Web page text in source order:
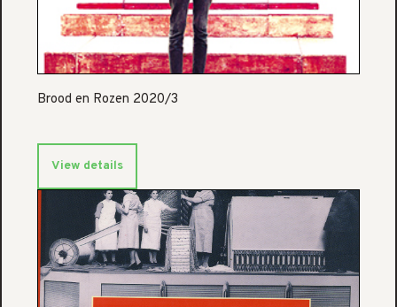
Brood en Rozen 2020/3
View details